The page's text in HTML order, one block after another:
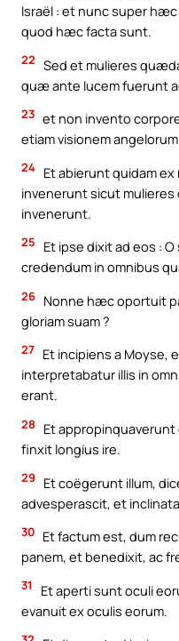
Israël : et nunc super
quod hæc facta sunt.
22 Sed et mulieres
quæ ante lucem fuerunt
23 et non invento
etiam visionem
24 Et abierunt quidam
invenerunt sicut
invenerunt.
25
Et ipse dixit ad eos :
credendum in omnibus
26 Nonne hæc oportuit
gloriam suam ?
27 Et incipiens a Moyse,
interpretabatur illis in
erant.
28
Et
finxit longius ire.
29
Et coëgerunt illum,
advesperascit, et
30 Et factum est, dum
panem, et benedixit, ac
31
Et aperti sunt oculi
evanuit ex oculis eorum.